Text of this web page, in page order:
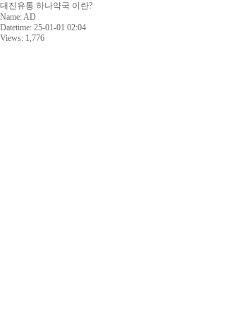
대진유통 하나약국 이란?
Name:AD
Datetime: 25-01-01 02:04
Views: 1,776